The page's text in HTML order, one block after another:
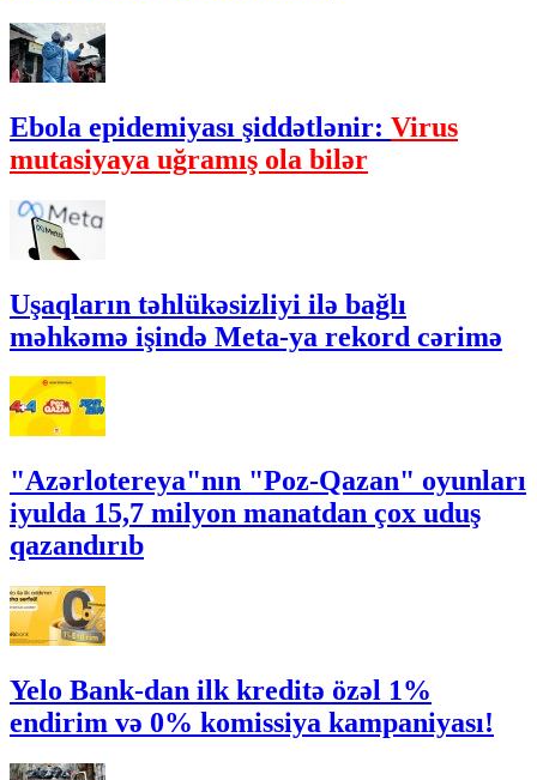
Ebola epidemiyası şiddətlənir: Virus
mutasiyaya uğramış ola bilər
Uşaqların təhlükəsizliyi ilə bağlı
məhkəmə işində Meta-ya rekord cərimə
"Azərlotereya"nın "Poz-Qazan" oyunları
iyulda 15,7 milyon manatdan çox uduş
qazandırıb
Yelo Bank-dan ilk kreditə özəl 1%
endirim və 0% komissiya kampaniyası!